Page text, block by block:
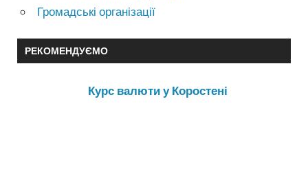
Громадські організації
РЕКОМЕНДУЄМО
Курс валюти у Коростені